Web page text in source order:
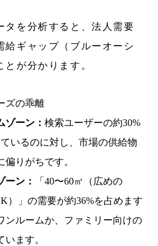
タを分析すると、法人需要
給ギャップ（ブルーオーシ
が分かります。
ズの乖離
ゾーン：検索ユーザーの約30%
いるのに対し、市場の供給物
りがちです。
ーン：
「40〜60㎡（広めの
）」の需要が約36%を占めます
ンルームか、ファミリー向けの
ます。